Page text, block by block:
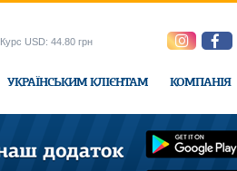
УКРАЇНСЬКИМ КЛІЄНТАМ КОМПАНІЯ
Курс USD: 44.80 грн